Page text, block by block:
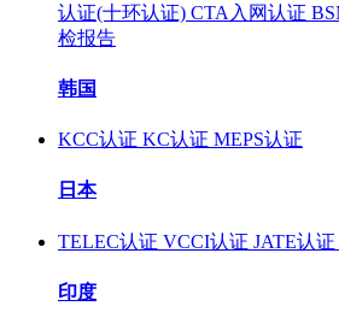
认证(十环认证) CTA入网认证
检报告
韩国
KCC认证 KC认证 MEPS认证
日本
TELEC认证 VCCI认证 JATE认证
印度